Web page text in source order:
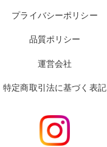
プライバシーポリシー
品質ポリシー
運営会社
特定商取引法に基づく表記